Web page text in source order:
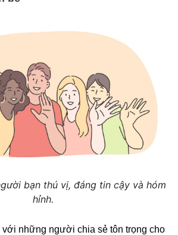
bạn thú vị, đáng tin cậy và hóm
hỉnh.
với những người chia sẻ tôn trọng cho